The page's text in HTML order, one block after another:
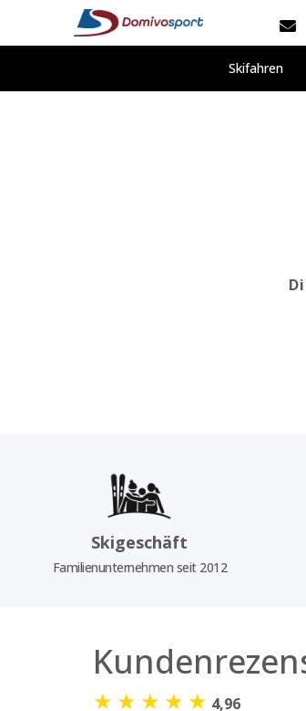
Skifahren
Skigeschäft
Familienunternehmen seit 2012
★ ★ ★ ★ ★ 4,96